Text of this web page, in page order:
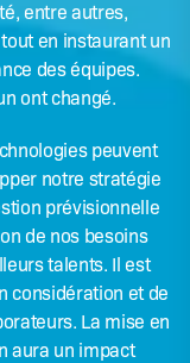
entre autres,
en instaurant un
des équipes.
ont changé.
peuvent
notre stratégie
prévisionnelle
de nos besoins
talents. Il est
considération et de
La mise en
aura un impact